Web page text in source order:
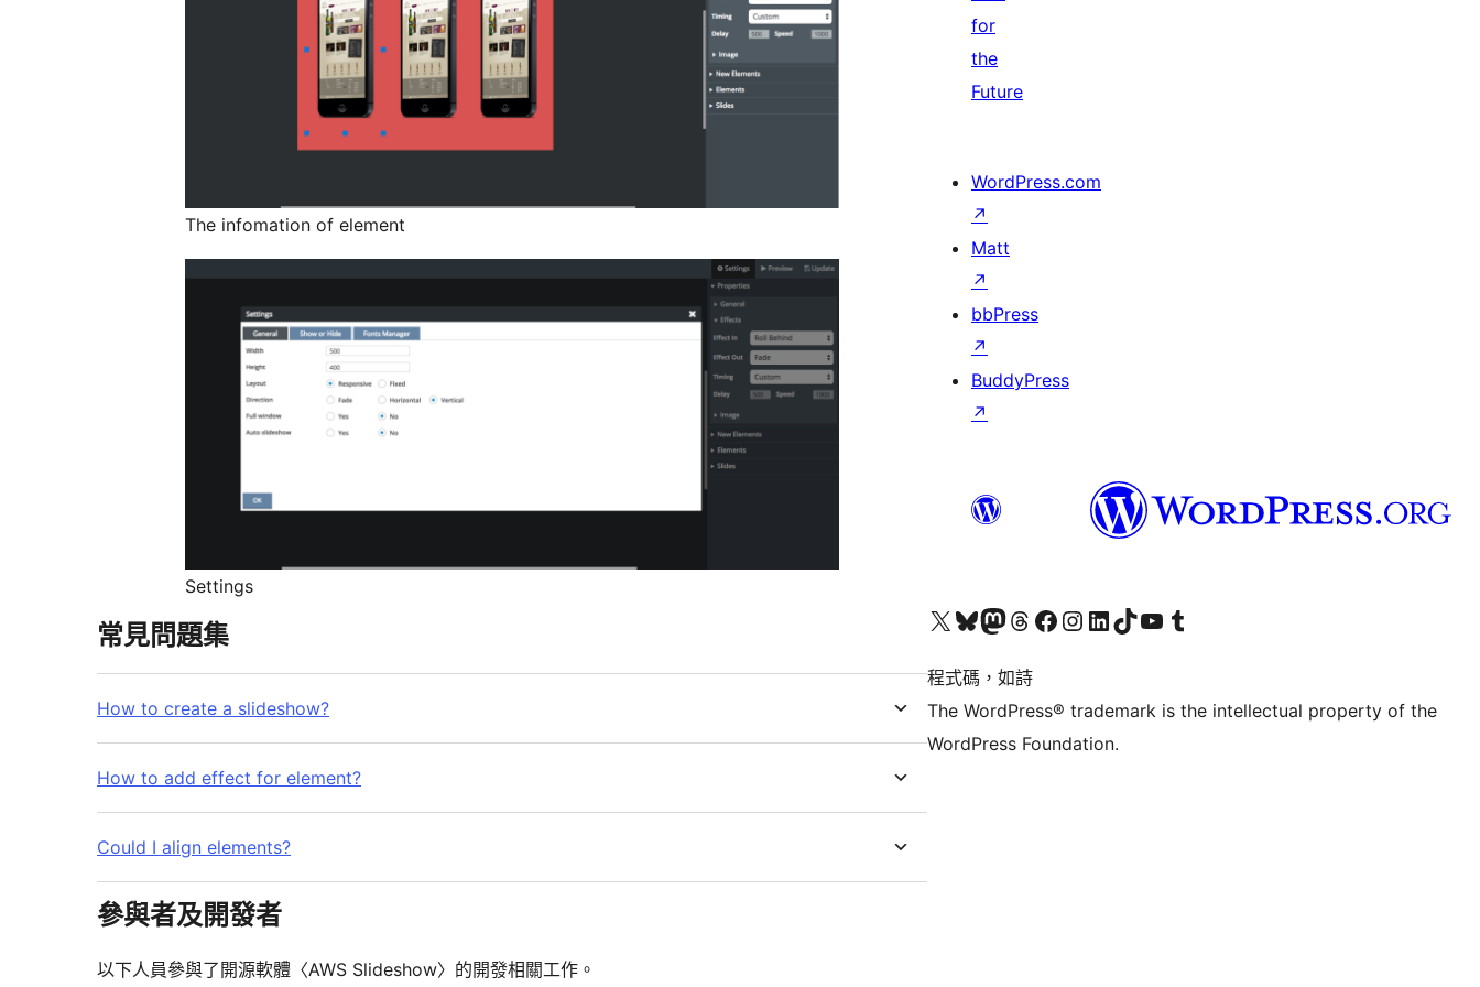
The infomation of element
Settings
常見問題集
How to create a slideshow?
How to add effect for element?
Could I align elements?
參與者及開發者
以下人員參與了開源軟體〈AWS Slideshow〉的開發相關工作。
for
the
Future
WordPress.com
↗
Matt
↗
bbPress
↗
BuddyPress
↗
查看我們的 X (之前的 Twitter) 帳號造訪我們的 Bluesky 帳號造訪我們的 Mastodon 帳號造訪我們的 Threads 帳號 造訪我們的 Facebook 粉絲專頁Visit our Instagram account
Visit our LinkedIn account
造訪我們的 TikTok 帳號Visit our YouTube channel
造訪我們的 Tumblr 帳號
程式碼，如詩
The WordPress® trademark is the intellectual property of the
WordPress Foundation.